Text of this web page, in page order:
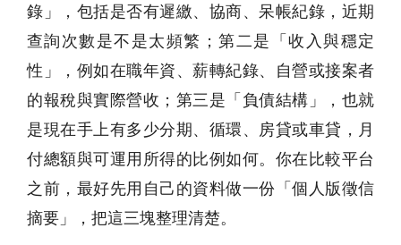
錄」，包括是否有遲繳、協商、呆帳紀錄，近期
查詢次數是不是太頻繁；第二是「收入與穩定
性」，例如在職年資、薪轉紀錄、自營或接案者
的報稅與實際營收；第三是「負債結構」，也就
是現在手上有多少分期、循環、房貸或車貸，月
付總額與可運用所得的比例如何。你在比較平台
之前，最好先用自己的資料做一份「個人版徵信
摘要」，把這三塊整理清楚。